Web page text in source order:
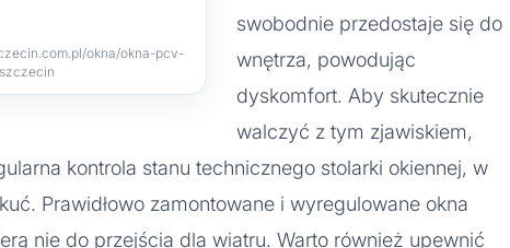
okna/okna-pcv-
szczecin
swobodnie przedostaje się do
wnętrza, powodując
dyskomfort. Aby skutecznie
walczyć z tym zjawiskiem,
kontrola stanu technicznego stolarki okiennej, w
Prawidłowo zamontowane i wyregulowane okna
nie do przejścia dla wiatru. Warto również upewnić